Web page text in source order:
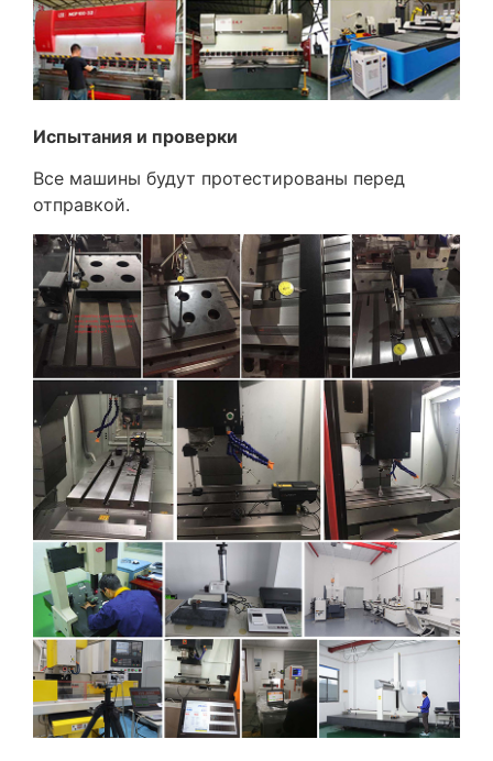
Испытания и проверки
Все машины будут протестированы перед
отправкой.